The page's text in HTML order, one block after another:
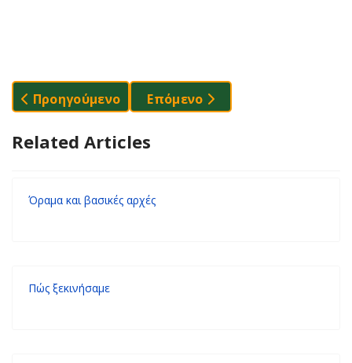
Προηγούμενο Άρθρο: Συνεργασίες
Προηγούμενο Επόμενο Άρθρο: Όραμα Και
Επόμενο
Related Articles
Όραμα και βασικές αρχές
Πώς ξεκινήσαμε